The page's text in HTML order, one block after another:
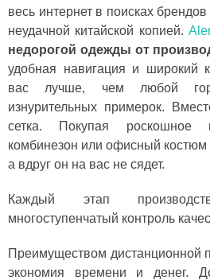
весь интернет в поисках
неудачной китайской копией.
недорогой одежды от
удобная навигация и широкий
вас лучше, чем любой
изнурительных примерок.
сетка. Покупая роскошное
комбинезон или офисный
а вдруг он на вас не сядет.
Каждый этап
многоступенчатый контроль
Преимуществом дистанционной
экономия времени и денег.